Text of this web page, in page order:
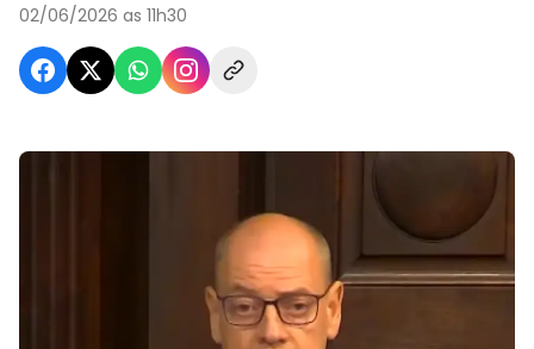
02/06/2026 as 11h30